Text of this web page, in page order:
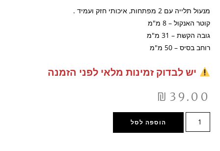
מנעול תלייה עם 2 מפתחות, איכותי חזק ועמיד .
קוטר האנקול – 8 מ"מ
גובה הקשת – 31 מ"מ
רוחב בסיס – 50 מ"מ
יש לבדוק זמינות מלאי לפני הזמנה
₪ 39.00
הוספה לסל